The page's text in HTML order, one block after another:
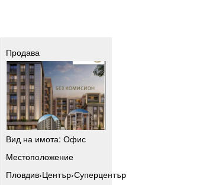
Продава
Вид на имота:Офис
Местоположение
Пловдив›Център›Суперцентър